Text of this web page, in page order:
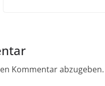
Kommentar abzugeben.